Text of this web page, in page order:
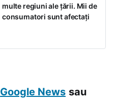
multe regiuni ale țării. Mii de
consumatori sunt afectați
Google News sau